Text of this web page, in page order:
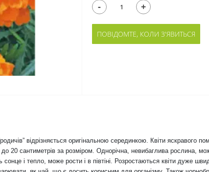
- +
ПОВІДОМТЕ, КОЛИ З'ЯВИТЬСЯ
відрізняється оригінальною серединкою. Квіти яскравого
20 сантиметрів за розміром. Однорічна, невибаглива рослина,
і тепло, може рости і в півтіні. Розростаються квіти дуже